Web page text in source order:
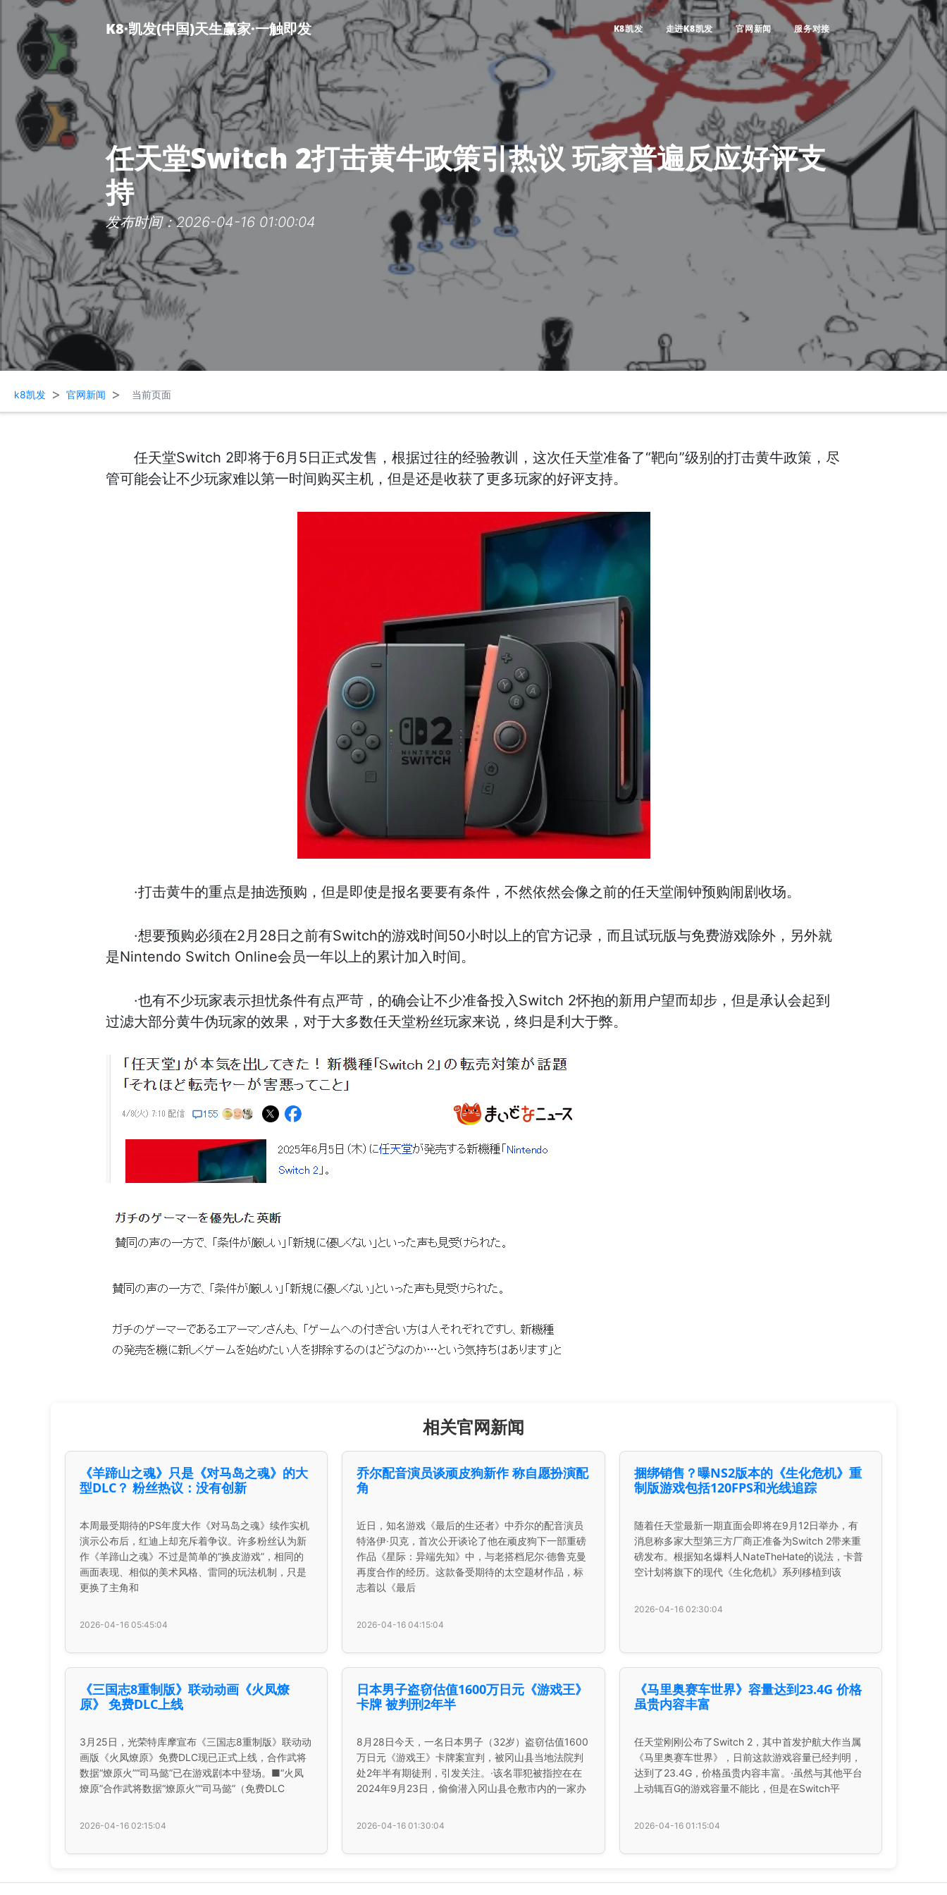
K8·凯发(中国)天生赢家·一触即发 K8凯发 走进K8凯发 官网新闻 服务对接
任天堂Switch 2打击黄牛政策引热议 玩家普遍反应好评支
持
发布时间：2026-04-16 01:00:04
k8凯发 > 官网新闻 > 当前页面
任天堂Switch 2即将于6月5日正式发售，根据过往的经验教训，这次任天堂准备了“靶向”级别的打击黄牛政策，尽
管可能会让不少玩家难以第一时间购买主机，但是还是收获了更多玩家的好评支持。
·打击黄牛的重点是抽选预购，但是即使是报名要要有条件，不然依然会像之前的任天堂闹钟预购闹剧收场。
·想要预购必须在2月28日之前有Switch的游戏时间50小时以上的官方记录，而且试玩版与免费游戏除外，另外就
是Nintendo Switch Online会员一年以上的累计加入时间。
·也有不少玩家表示担忧条件有点严苛，的确会让不少准备投入Switch 2怀抱的新用户望而却步，但是承认会起到
过滤大部分黄牛伪玩家的效果，对于大多数任天堂粉丝玩家来说，终归是利大于弊。
相关官网新闻
《羊蹄山之魂》只是《对马岛之魂》的大
型DLC？ 粉丝热议：没有创新
本周最受期待的PS年度大作《对马岛之魂》续作实机
演示公布后，红迪上却充斥着争议。许多粉丝认为新
作《羊蹄山之魂》不过是简单的“换皮游戏”，相同的
画面表现、相似的美术风格、雷同的玩法机制，只是
更换了主角和
2026-04-16 05:45:04
乔尔配音演员谈顽皮狗新作 称自愿扮演配
角
近日，知名游戏《最后的生还者》中乔尔的配音演员
特洛伊·贝克，首次公开谈论了他在顽皮狗下一部重磅
作品《星际：异端先知》中，与老搭档尼尔·德鲁克曼
再度合作的经历。这款备受期待的太空题材作品，标
志着以《最后
2026-04-16 04:15:04
捆绑销售？曝NS2版本的《生化危机》重
制版游戏包括120FPS和光线追踪
随着任天堂最新一期直面会即将在9月12日举办，有
消息称多家大型第三方厂商正准备为Switch 2带来重
磅发布。根据知名爆料人NateTheHate的说法，卡普
空计划将旗下的现代《生化危机》系列移植到该
2026-04-16 02:30:04
《三国志8重制版》联动动画《火凤燎
原》 免费DLC上线
3月25日，光荣特库摩宣布《三国志8重制版》联动动
画版《火凤燎原》免费DLC现已正式上线，合作武将
数据“燎原火”“司马懿”已在游戏剧本中登场。■“火凤
燎原”合作武将数据“燎原火”“司马懿”（免费DLC
2026-04-16 02:15:04
日本男子盗窃估值1600万日元《游戏王》
卡牌 被判刑2年半
8月28日今天，一名日本男子（32岁）盗窃估值1600
万日元《游戏王》卡牌案宣判，被冈山县当地法院判
处2年半有期徒刑，引发关注。·该名罪犯被指控在在
2024年9月23日，偷偷潜入冈山县仓敷市内的一家办
2026-04-16 01:30:04
《马里奥赛车世界》容量达到23.4G 价格
虽贵内容丰富
任天堂刚刚公布了Switch 2，其中首发护航大作当属
《马里奥赛车世界》，日前这款游戏容量已经判明，
达到了23.4G，价格虽贵内容丰富。·虽然与其他平台
上动辄百G的游戏容量不能比，但是在Switch平
2026-04-16 01:15:04